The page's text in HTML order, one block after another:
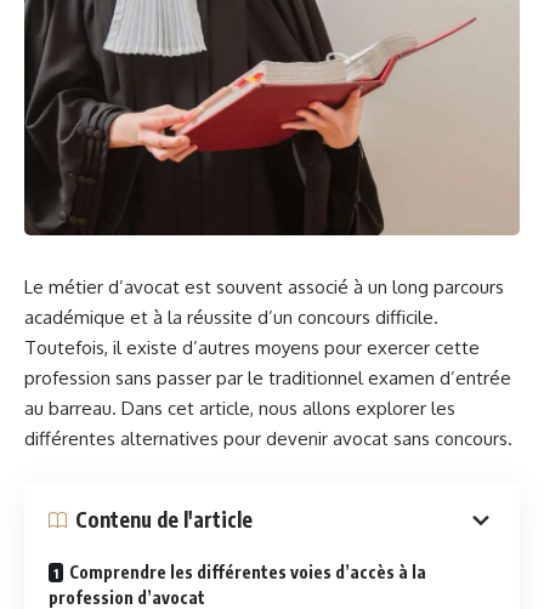
Le métier d’avocat est souvent associé à un long parcours
académique et à la réussite d’un concours difficile.
Toutefois, il existe d’autres moyens pour exercer cette
profession sans passer par le traditionnel examen d’entrée
au barreau. Dans cet article, nous allons explorer les
différentes alternatives pour devenir avocat sans concours.
Contenu de l'article
Comprendre les différentes voies d’accès à la
profession d’avocat